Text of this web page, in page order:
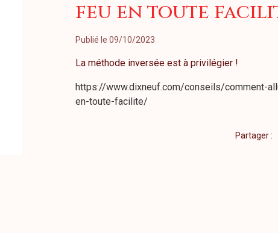
feu en toute
Publié le 09/10/2023
La méthode inversée est à privilégier !
https://www.dixneuf.com/conseils/comment-
en-toute-facilite/
Partager :